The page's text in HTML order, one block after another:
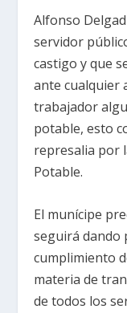
Alfonso
servidor
castigo y que
ante cualquier
trabajador
potable, esto
represalia por
Potable.
El munícipe
seguirá dando
cumplimiento
materia de
de todos los